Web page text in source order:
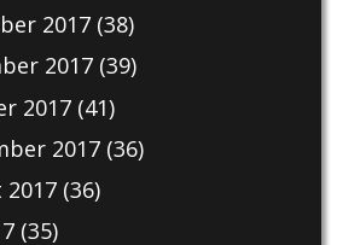
2017(38)
2017(39)
2017(41)
2017(36)
(36)
(35)